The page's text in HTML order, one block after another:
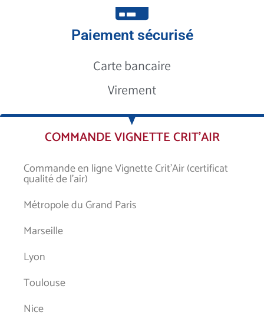
Paiement sécurisé
Carte bancaire
Virement
COMMANDE VIGNETTE CRIT’AIR
Commande en ligne Vignette Crit’Air (certificat
qualité de l’air)
Métropole du Grand Paris
Marseille
Lyon
Toulouse
Nice